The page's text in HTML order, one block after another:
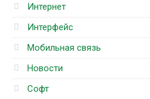
Интернет
Интерфейс
Мобильная связь
Новости
Софт